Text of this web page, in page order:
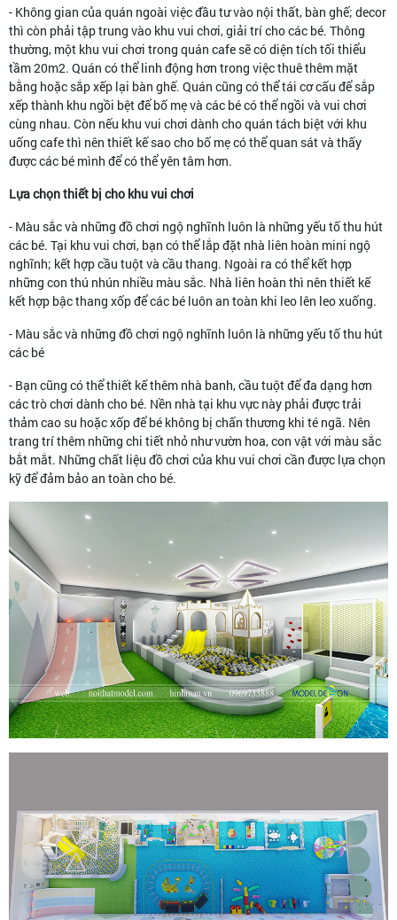
- Không gian của quán ngoài việc đầu tư vào nội thất, bàn ghế; decor
thì còn phải tập trung vào khu vui chơi, giải trí cho các bé. Thông
thường, một khu vui chơi trong quán cafe sẽ có diện tích tối thiểu
tầm 20m2. Quán có thể linh động hơn trong việc thuê thêm mặt
bằng hoặc sắp xếp lại bàn ghế. Quán cũng có thể tái cơ cấu để sắp
xếp thành khu ngồi bệt để bố mẹ và các bé có thể ngồi và vui chơi
cùng nhau. Còn nếu khu vui chơi dành cho quán tách biệt với khu
uống cafe thì nên thiết kế sao cho bố mẹ có thể quan sát và thấy
được các bé mình để có thể yên tâm hơn.
Lựa chọn thiết bị cho khu vui chơi
- Màu sắc và những đồ chơi ngộ nghĩnh luôn là những yếu tố thu hút
các bé. Tại khu vui chơi, bạn có thể lắp đặt nhà liên hoàn mini ngộ
nghĩnh; kết hợp cầu tuột và cầu thang. Ngoài ra có thể kết hợp
những con thú nhún nhiều màu sắc. Nhà liên hoàn thì nên thiết kế
kết hợp bậc thang xốp để các bé luôn an toàn khi leo lên leo xuống.
- Màu sắc và những đồ chơi ngộ nghĩnh luôn là những yếu tố thu hút
các bé
- Bạn cũng có thể thiết kế thêm nhà banh, cầu tuột để đa dạng hơn
các trò chơi dành cho bé. Nền nhà tại khu vực này phải được trải
thảm cao su hoặc xốp để bé không bị chấn thương khi té ngã. Nên
trang trí thêm những chi tiết nhỏ như vườn hoa, con vật với màu sắc
bắt mắt. Những chất liệu đồ chơi của khu vui chơi cần được lựa chọn
kỹ để đảm bảo an toàn cho bé.